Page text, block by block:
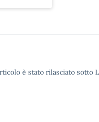
è stato rilasciato sotto